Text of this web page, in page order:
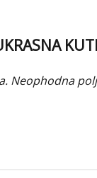
Neophodna